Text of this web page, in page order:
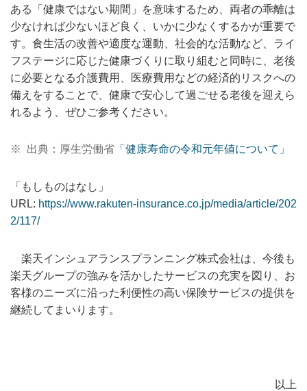
ある「健康ではない期間」を意味するため、両者の乖離は
少なければ少ないほど良く、いかに少なくするかが重要で
す。食生活の改善や適度な運動、社会的な活動など、ライ
フステージに応じた健康づくりに取り組むと同時に、老後
に必要となる介護費用、医療費用などの経済的リスクへの
備えをすることで、健康で安心して過ごせる老後を迎えら
れるよう、ぜひご参考ください。
※ 出典：厚生労働省 「健康寿命の令和元年値について」
「もしものはなし」
URL: https://www.rakuten-insurance.co.jp/media/article/202
2/117/
楽天インシュアランスプランニング株式会社は、今後も
楽天グループの強みを活かしたサービスの充実を図り、お
客様のニーズに沿った利便性の高い保険サービスの提供を
継続してまいります。
以上